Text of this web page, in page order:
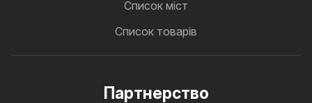
Cписок міст
Список товарів
Партнерство